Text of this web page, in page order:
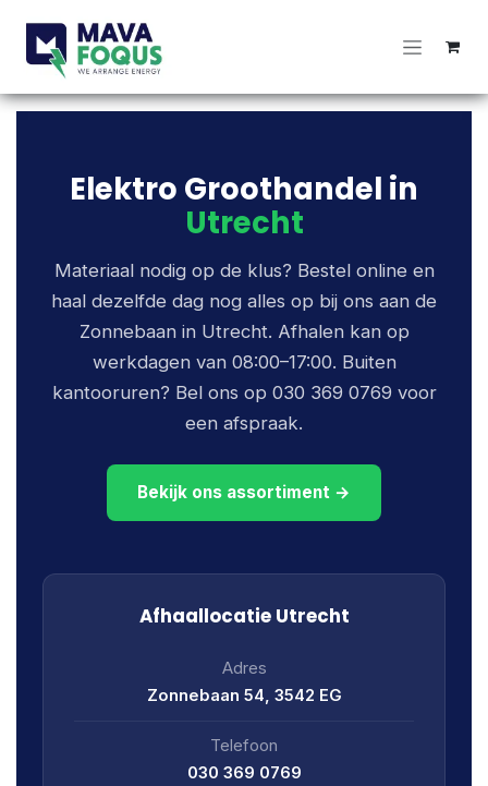
Elektro Groothandel in
Utrecht
Materiaal nodig op de klus? Bestel online en
haal dezelfde dag nog alles op bij ons aan de
Zonnebaan in Utrecht. Afhalen kan op
werkdagen van 08:00–17:00. Buiten
kantooruren? Bel ons op 030 369 0769 voor
een afspraak.
Bekijk ons assortiment →
Afhaallocatie Utrecht
Adres
Zonnebaan 54, 3542 EG
Telefoon
030 369 0769